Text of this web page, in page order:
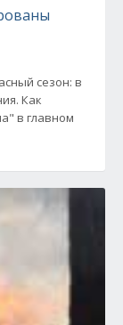
сезон: в
Как
в главном